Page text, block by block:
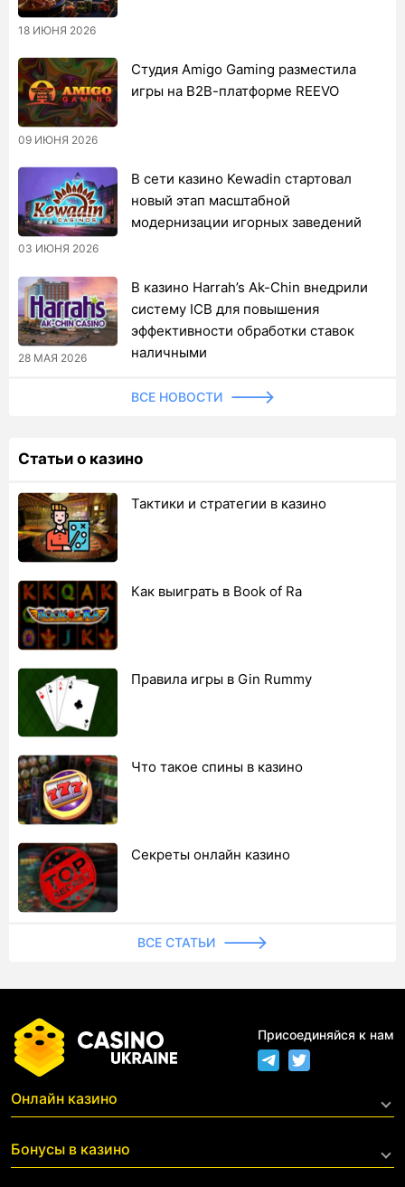
18 ИЮНЯ 2026
09 ИЮНЯ 2026
Студия Amigo Gaming разместила
игры на B2B-платформе REEVO
03 ИЮНЯ 2026
В сети казино Kewadin стартовал
новый этап масштабной
модернизации игорных заведений
28 МАЯ 2026
В казино Harrah’s Ak-Chin внедрили
систему ICB для повышения
эффективности обработки ставок
наличными
ВСЕ НОВОСТИ
Статьи о казино
Тактики и стратегии в казино
Как выиграть в Book of Ra
Правила игры в Gin Rummy
Что такое спины в казино
Секреты онлайн казино
ВСЕ СТАТЬИ
Присоединяйся к нам
Онлайн казино
С фриспинами за регистрацию
Бонусы в казино